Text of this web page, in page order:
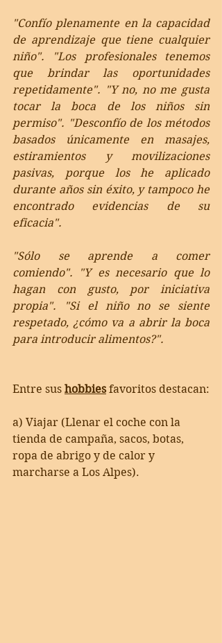
"Confío plenamente en la capacidad
de aprendizaje que tiene cualquier
niño". "Los profesionales tenemos
que brindar las oportunidades
repetidamente". "Y no, no me gusta
tocar la boca de los niños sin
permiso". "Desconfío de los métodos
basados únicamente en masajes,
estiramientos y movilizaciones
pasivas, porque los he aplicado
durante años sin éxito, y tampoco he
encontrado evidencias de su
eficacia".
"Sólo se aprende a comer
comiendo". "Y es necesario que lo
hagan con gusto, por iniciativa
propia". "Si el niño no se siente
respetado, ¿cómo va a abrir la boca
para introducir alimentos?".
Entre sus hobbies favoritos destacan:
a) Viajar (Llenar el coche con la
tienda de campaña, sacos, botas,
ropa de abrigo y de calor y
marcharse a Los Alpes).